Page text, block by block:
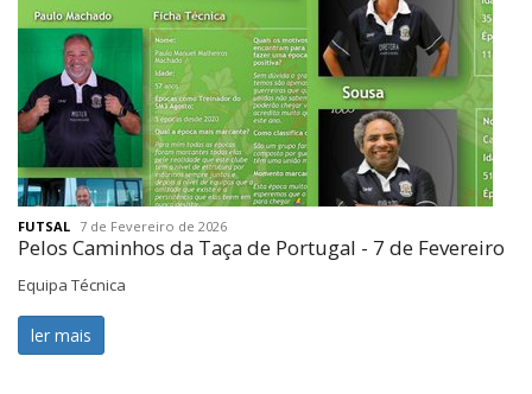
FUTSAL 7 de Fevereiro de 2026
Pelos Caminhos da Taça de Portugal - 7 de Fevereiro
Equipa Técnica
ler mais